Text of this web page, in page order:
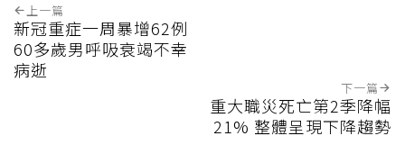
上一篇
新冠重症一周暴增62例
60多歲男呼吸衰竭不幸
病逝
下一篇
重大職災死亡第2季降幅
21% 整體呈現下降趨勢